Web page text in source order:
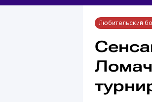
Главная
Любительский
Любительский